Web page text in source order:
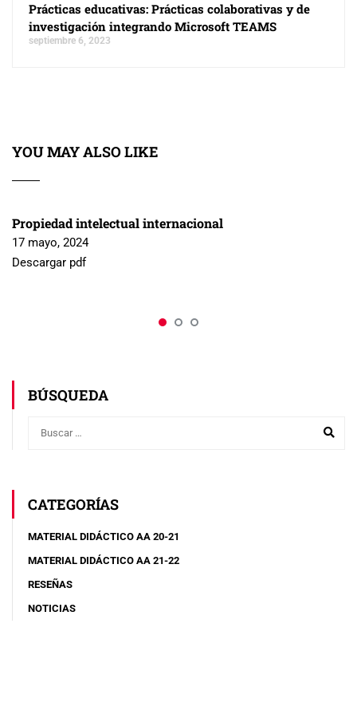
Prácticas educativas: Prácticas colaborativas y de
investigación integrando Microsoft TEAMS
septiembre 6, 2023
YOU MAY ALSO LIKE
Propiedad intelectual internacional
17 mayo, 2024
Descargar pdf
BÚSQUEDA
CATEGORÍAS
MATERIAL DIDÁCTICO AA 20-21
MATERIAL DIDÁCTICO AA 21-22
RESEÑAS
NOTICIAS